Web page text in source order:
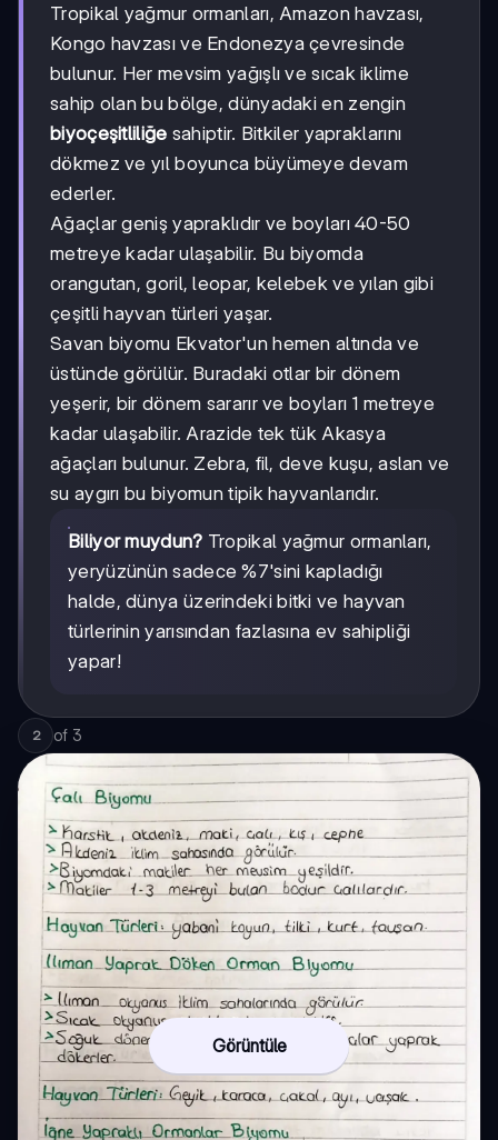
Tropikal yağmur ormanları, Amazon havzası,
Kongo havzası ve Endonezya çevresinde
bulunur. Her mevsim yağışlı ve sıcak iklime
sahip olan bu bölge, dünyadaki en zengin
biyoçeşitliliğe sahiptir. Bitkiler yapraklarını
dökmez ve yıl boyunca büyümeye devam
ederler.
Ağaçlar geniş yapraklıdır ve boyları 40-50
metreye kadar ulaşabilir. Bu biyomda
orangutan, goril, leopar, kelebek ve yılan gibi
çeşitli hayvan türleri yaşar.
Savan biyomu Ekvator'un hemen altında ve
üstünde görülür. Buradaki otlar bir dönem
yeşerir, bir dönem sararır ve boyları 1 metreye
kadar ulaşabilir. Arazide tek tük Akasya
ağaçları bulunur. Zebra, fil, deve kuşu, aslan ve
su aygırı bu biyomun tipik hayvanlarıdır.
Biliyor muydun? Tropikal yağmur ormanları,
yeryüzünün sadece %7'sini kapladığı
halde, dünya üzerindeki bitki ve hayvan
türlerinin yarısından fazlasına ev sahipliği
yapar!
2 of 3
Görüntüle